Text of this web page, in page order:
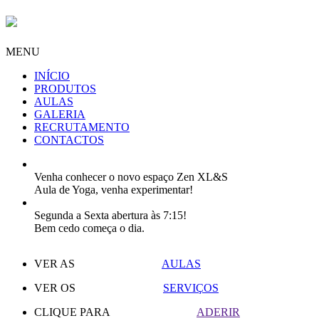
MENU
INÍCIO
PRODUTOS
AULAS
GALERIA
RECRUTAMENTO
CONTACTOS
Venha conhecer o novo espaço Zen XL&S
Aula de Yoga, venha experimentar!
Segunda a Sexta abertura às 7:15!
Bem cedo começa o dia.
VER AS
AULAS
VER OS
SERVIÇOS
CLIQUE PARA
ADERIR